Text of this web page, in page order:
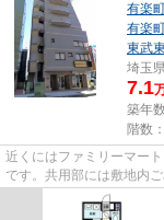
有楽
有楽
東武
埼玉
7.1
築年
階数
近くにはファミリーマー
です。共用部には敷地内
しています。朝の通勤時で...